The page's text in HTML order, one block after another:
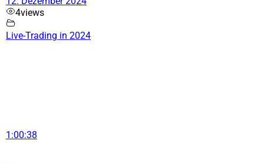
4views
Live-Trading in 2024
1:00:38